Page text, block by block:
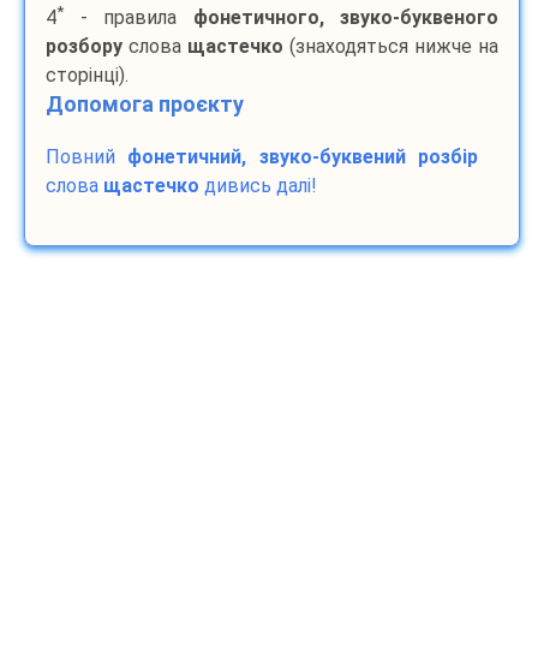
4* - правила фонетичного, звуко-буквеного
розбору слова щастечко (знаходяться нижче на
сторінці).
Допомога проєкту
Повний фонетичний, звуко-буквений розбір
слова щастечко дивись далі!